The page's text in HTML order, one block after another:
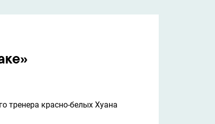
тренера красно-белых Хуана